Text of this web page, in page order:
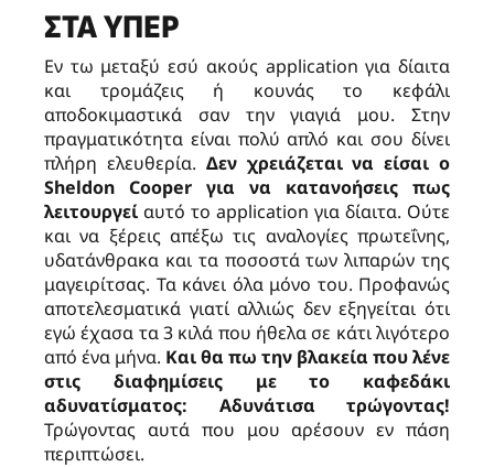
ΣΤΑ ΥΠΈΡ
Εν τω μεταξύ εσύ ακούς application για δίαιτα
και τρομάζεις ή κουνάς το κεφάλι
αποδοκιμαστικά σαν την γιαγιά μου. Στην
πραγματικότητα είναι πολύ απλό και σου δίνει
πλήρη ελευθερία. Δεν χρειάζεται να είσαι ο
Sheldon Cooper για να κατανοήσεις πως
λειτουργεί αυτό το application για δίαιτα. Ούτε
και να ξέρεις απέξω τις αναλογίες πρωτεΐνης,
υδατάνθρακα και τα ποσοστά των λιπαρών της
μαγειρίτσας. Τα κάνει όλα μόνο του. Προφανώς
αποτελεσματικά γιατί αλλιώς δεν εξηγείται ότι
εγώ έχασα τα 3 κιλά που ήθελα σε κάτι λιγότερο
από ένα μήνα. Και θα πω την βλακεία που λένε
στις διαφημίσεις με το καφεδάκι
αδυνατίσματος: Αδυνάτισα τρώγοντας!
Τρώγοντας αυτά που μου αρέσουν εν πάση
περιπτώσει.